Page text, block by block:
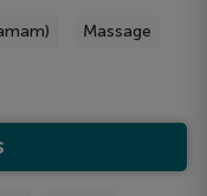
Massage